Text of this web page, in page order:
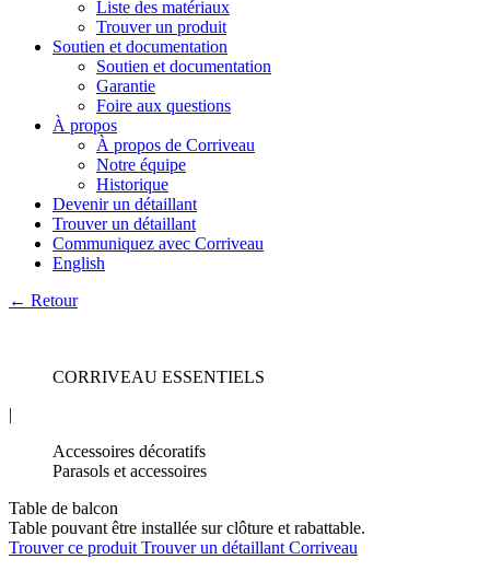
Liste des matériaux
Trouver un produit
Soutien et documentation
Soutien et documentation
Garantie
Foire aux questions
À propos
À propos de Corriveau
Notre équipe
Historique
Devenir un détaillant
Trouver un détaillant
Communiquez avec Corriveau
English
← Retour
CORRIVEAU ESSENTIELS
|
Accessoires décoratifs
Parasols et accessoires
Table de balcon
Table pouvant être installée sur clôture et rabattable.
Trouver ce produit Trouver un détaillant Corriveau